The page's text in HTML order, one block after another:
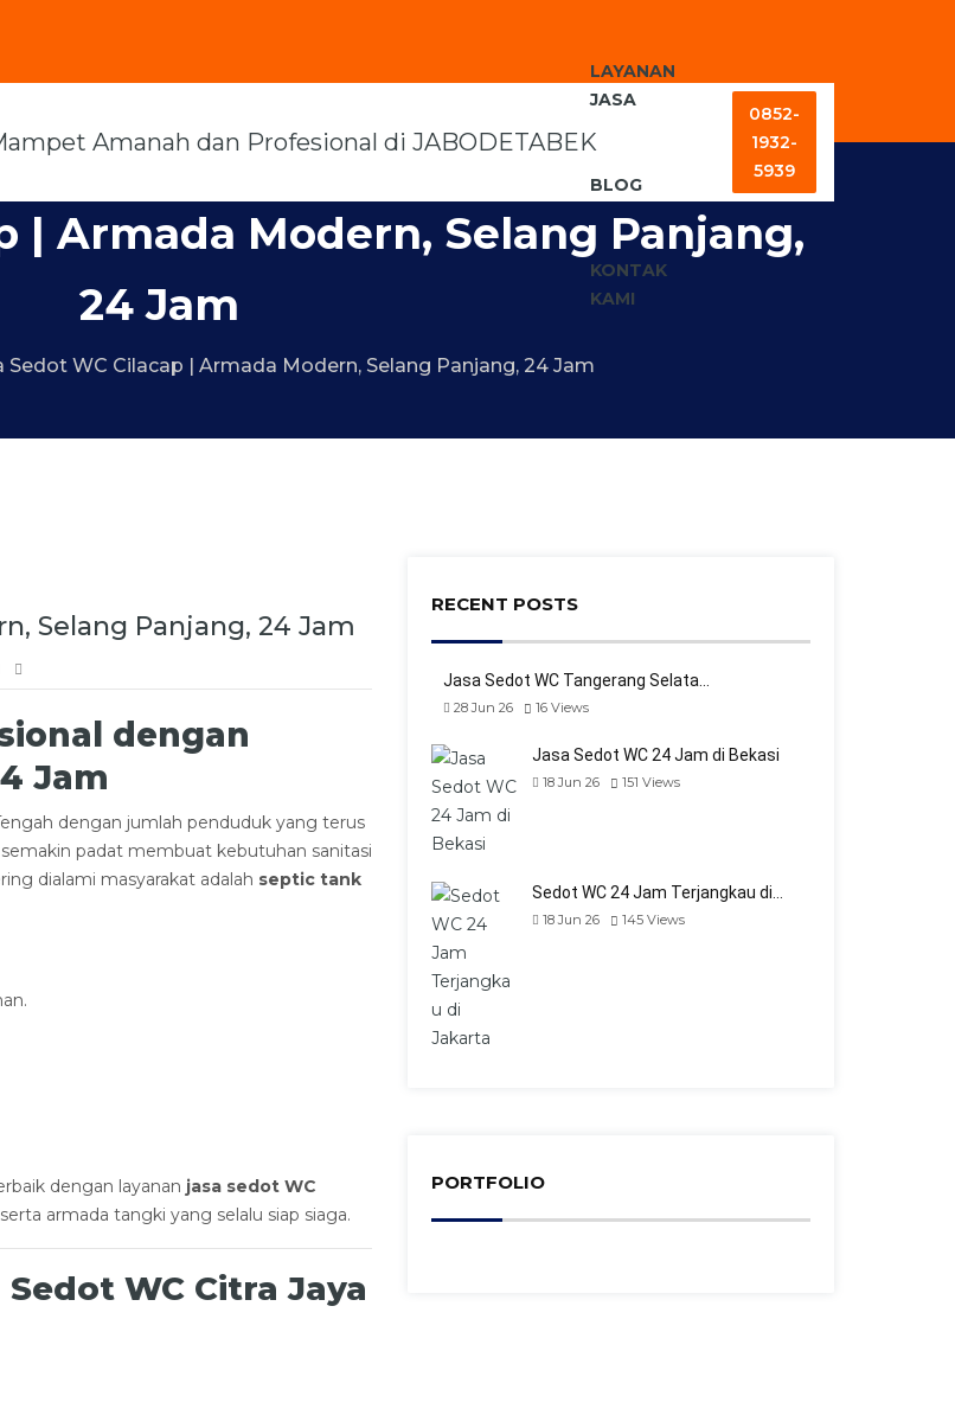
LAYANAN
JASA
BLOG
KONTAK
KAMI
0852-
1932-
5939
| Armada Modern, Selang Panjang,
24 Jam
Sedot WC Cilacap | Armada Modern, Selang Panjang, 24 Jam
Selang Panjang, 24 Jam
dengan
Jam
dengan jumlah penduduk yang terus
padat membuat kebutuhan sanitasi
dialami masyarakat adalah septic tank
dengan layanan jasa sedot WC
armada tangki yang selalu siap siaga.
WC Citra Jaya
RECENT POSTS
Jasa Sedot WC Tangerang Selata…
28 Jun 26 16 Views
Jasa Sedot WC 24 Jam di Bekasi
18 Jun 26 151 Views
Sedot WC 24 Jam Terjangkau di…
18 Jun 26 145 Views
PORTFOLIO